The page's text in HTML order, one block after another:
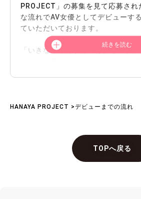
PROJECT」の募集を見て応募され
な流れでAV女優としてデビューす
ていただいております。
「いきなり応募するのは少し不安
いただくかのいずれかのパターン
「HANAYA PROJECT」では全国
さんの募集をさせていただいてお
続きを読む
HANAYA PROJECT >デビューまでの流れ
TOPへ戻る